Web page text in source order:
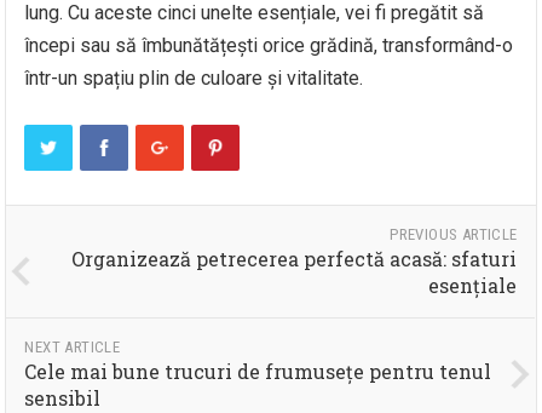
lung. Cu aceste cinci unelte esențiale, vei fi pregătit să
începi sau să îmbunătățești orice grădină, transformând-o
într-un spațiu plin de culoare și vitalitate.
PREVIOUS ARTICLE
Organizează petrecerea perfectă acasă: sfaturi
esențiale
NEXT ARTICLE
Cele mai bune trucuri de frumusețe pentru tenul
sensibil